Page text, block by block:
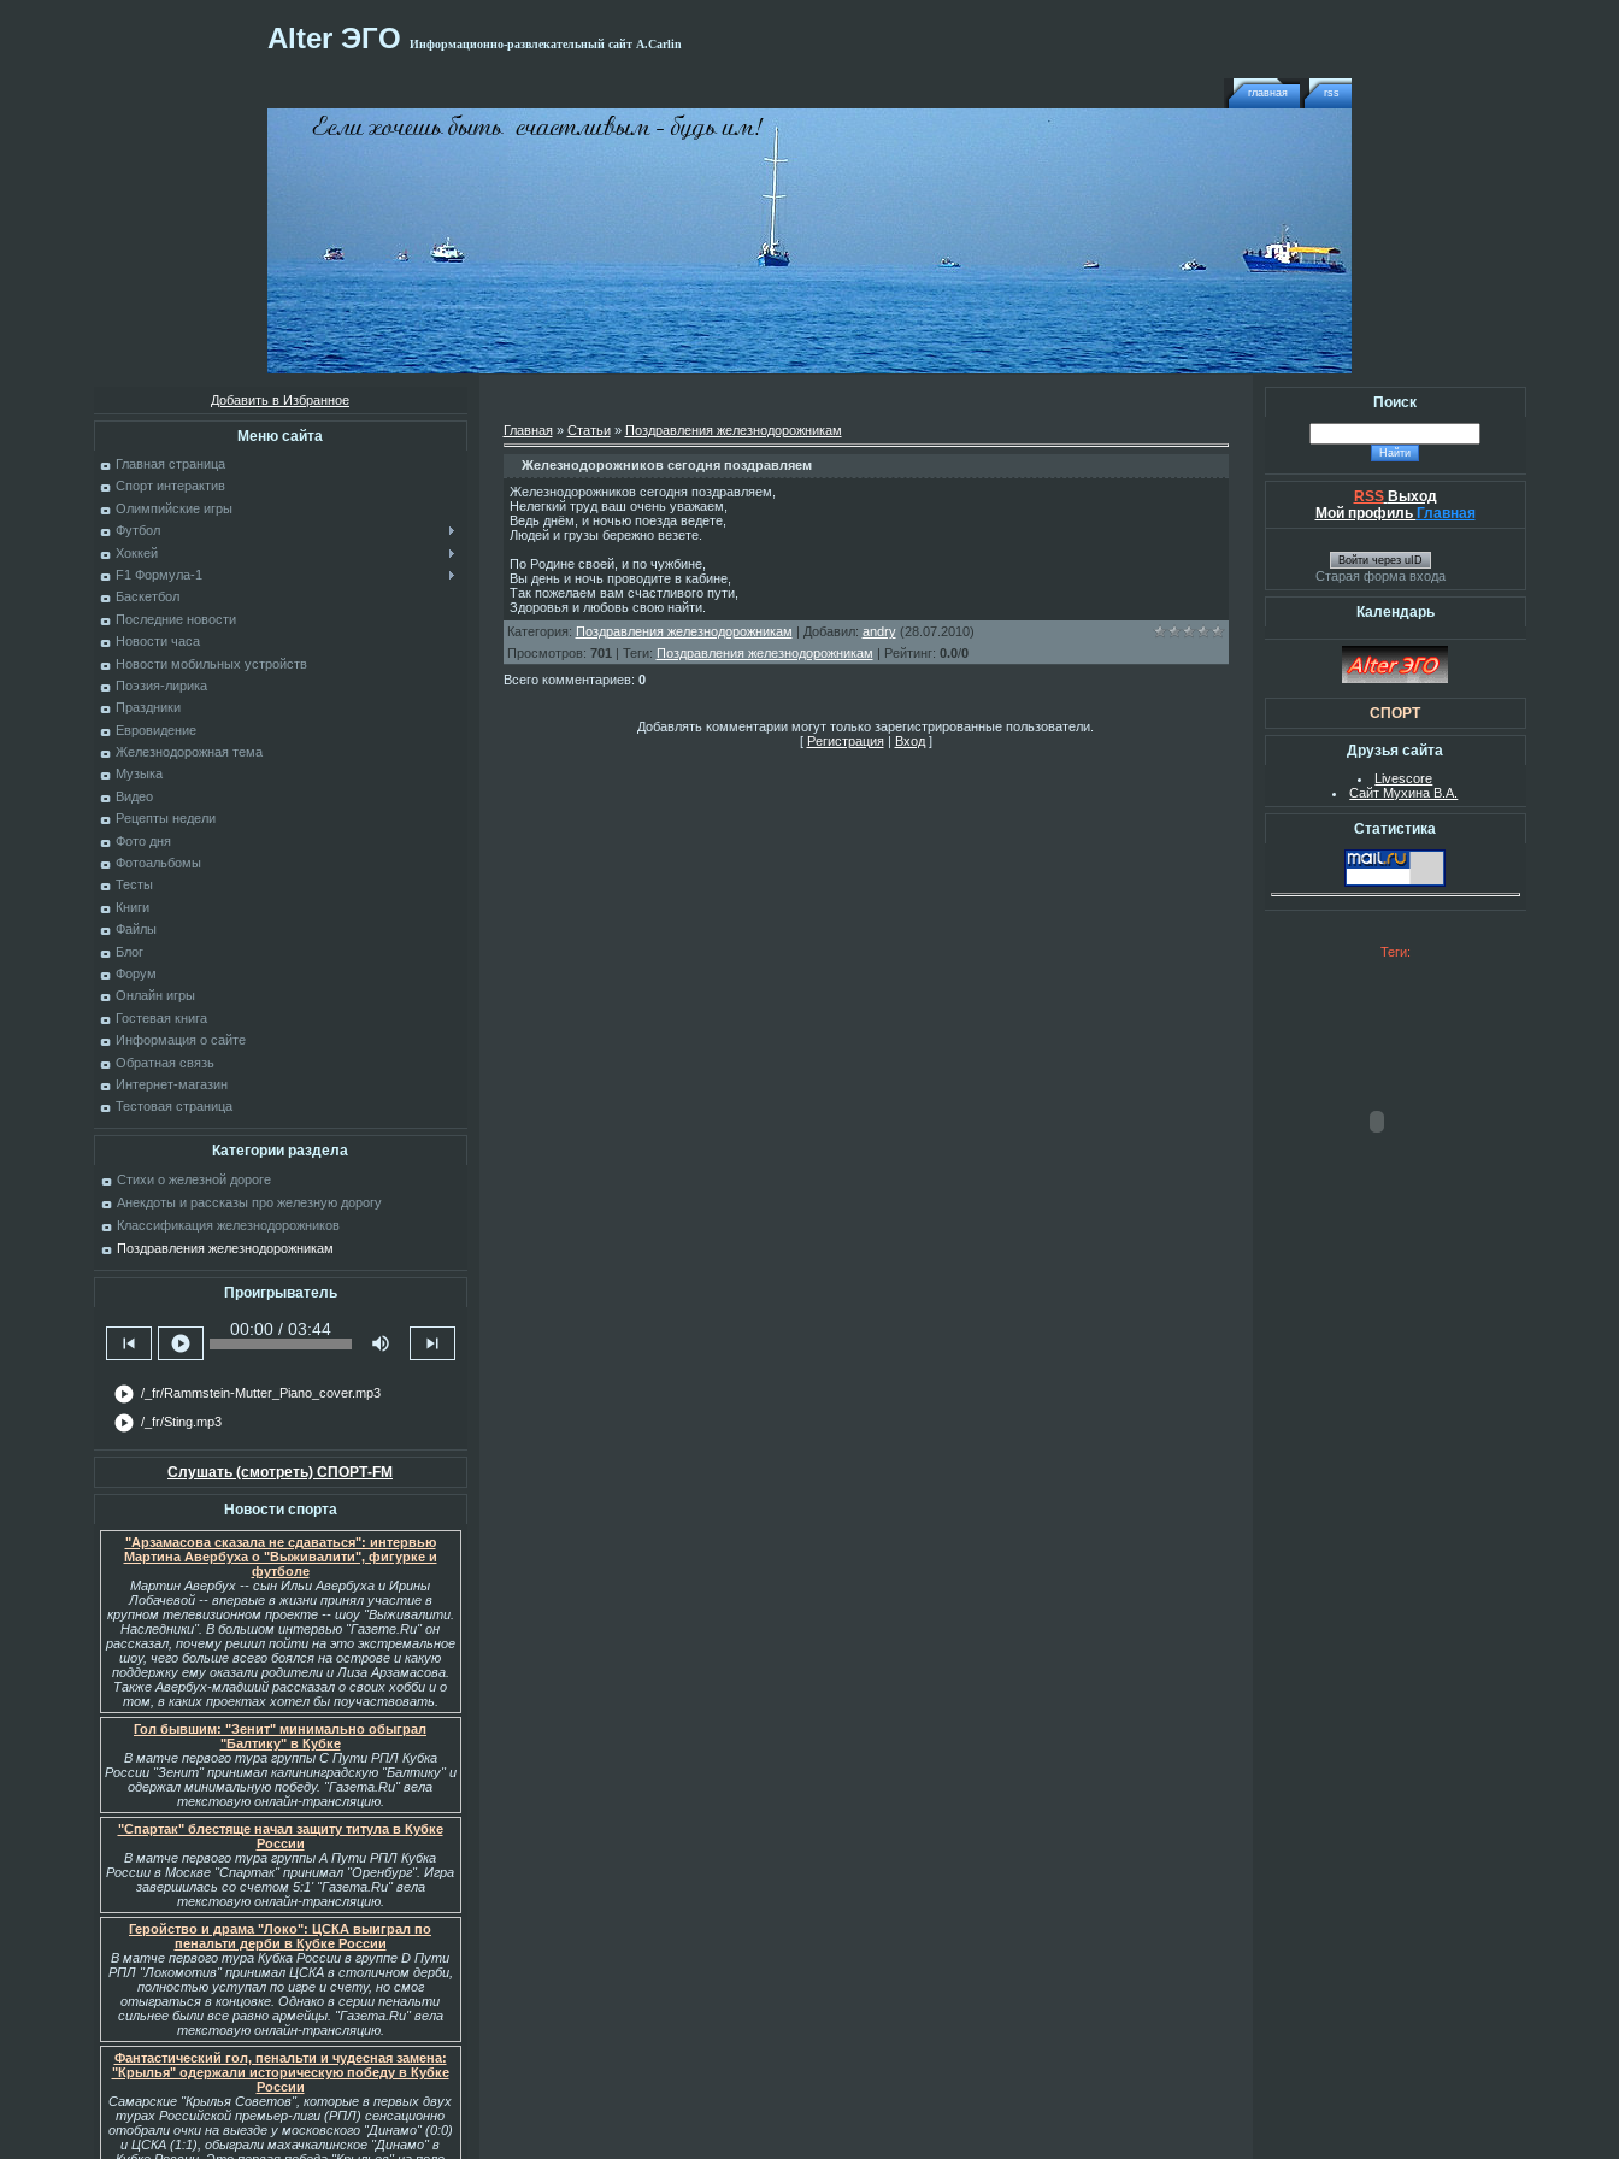
Alter ЭГО Информационно-развлекательный сайт А.Carlin
rss
главная
Добавить в Избранное
Меню сайта
Главная страница
Спорт интерактив
Олимпийские игры
Футбол
Хоккей
F1 Формула-1
Баскетбол
Последние новости
Новости часа
Новости мобильных устройств
Поэзия-лирика
Праздники
Евровидение
Железнодорожная тема
Музыка
Видео
Рецепты недели
Фото дня
Фотоальбомы
Тесты
Книги
Файлы
Блог
Форум
Онлайн игры
Гостевая книга
Информация о сайте
Обратная связь
Интернет-магазин
Тестовая страница
Категории раздела
Стихи о железной дороге
Анекдоты и рассказы про железную дорогу
Классификация железнодорожников
Поздравления железнодорожникам
Проигрыватель
skip_previous play_circle
00:00 / 03:44
volume_up skip_next
play_circle /_fr/Rammstein-Mutter_Piano_cover.mp3
play_circle /_fr/Sting.mp3
Слушать (смотреть) СПОРТ-FM
Новости спорта
"Арзамасова сказала не сдаваться": интервью
Мартина Авербуха о "Выживалити", фигурке и
футболе
Мартин Авербух -- сын Ильи Авербуха и Ирины
Лобачевой -- впервые в жизни принял участие в
крупном телевизионном проекте -- шоу "Выживалити.
Наследники". В большом интервью "Газете.Ru" он
рассказал, почему решил пойти на это экстремальное
шоу, чего больше всего боялся на острове и какую
поддержку ему оказали родители и Лиза Арзамасова.
Также Авербух-младший рассказал о своих хобби и о
том, в каких проектах хотел бы поучаствовать.
Гол бывшим: "Зенит" минимально обыграл
"Балтику" в Кубке
В матче первого тура группы С Пути РПЛ Кубка
России "Зенит" принимал калининградскую "Балтику" и
одержал минимальную победу. "Газета.Ru" вела
текстовую онлайн-трансляцию.
"Спартак" блестяще начал защиту титула в Кубке
России
В матче первого тура группы А Пути РПЛ Кубка
России в Москве "Спартак" принимал "Оренбург". Игра
завершилась со счетом 5:1' "Газета.Ru" вела
текстовую онлайн-трансляцию.
Геройство и драма "Локо": ЦСКА выиграл по
пенальти дерби в Кубке России
В матче первого тура Кубка России в группе D Пути
РПЛ "Локомотив" принимал ЦСКА в столичном дерби,
полностью уступал по игре и счету, но смог
отыграться в концовке. Однако в серии пенальти
сильнее были все равно армейцы. "Газета.Ru" вела
текстовую онлайн-трансляцию.
Фантастический гол, пенальти и чудесная замена:
"Крылья" одержали историческую победу в Кубке
России
Самарские "Крылья Советов", которые в первых двух
турах Российской премьер-лиги (РПЛ) сенсационно
отобрали очки на выезде у московского "Динамо" (0:0)
и ЦСКА (1:1), обыграли махачкалинское "Динамо" в
Главная» Статьи» Поздравления железнодорожникам
Железнодорожников сегодня поздравляем
Железнодорожников сегодня поздравляем,
Нелегкий труд ваш очень уважаем,
Ведь днём, и ночью поезда ведете,
Людей и грузы бережно везете.
По Родине своей, и по чужбине,
Вы день и ночь проводите в кабине,
Так пожелаем вам счастливого пути,
Здоровья и любовь свою найти.
Категория: Поздравления железнодорожникам | Добавил: andry(28.07.2010)
Просмотров: 701 | Теги: Поздравления железнодорожникам | Рейтинг: 0.0/0
Всего комментариев: 0
Добавлять комментарии могут только зарегистрированные пользователи.
[ Регистрация| Вход]
Поиск
RSS Выход
Мой профиль Главная
Войти через uID
Старая форма входа
Календарь
СПОРТ
Друзья сайта
Livescore
Сайт Мухина В.А.
Статистика
Теги: